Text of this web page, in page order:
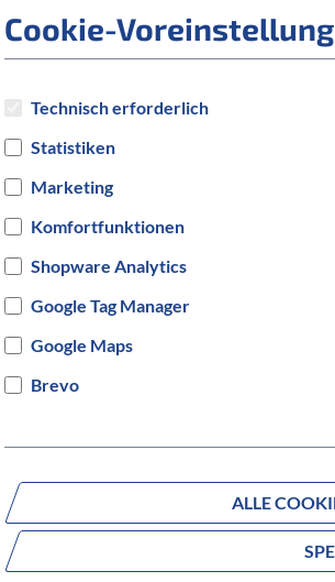
RAHMENGRÖSSE
XXL
ohne Beleuchtung
ab?
Cookie-
Technisch erforderlich
Statistiken
Marketing
Komfortfunktionen
Shopware Analytics
Google Tag Manager
Google Maps
Brevo
ALLE